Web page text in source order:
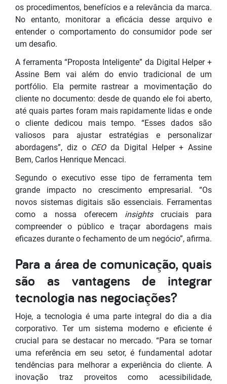
os procedimentos, benefícios e a relevância da marca.
No entanto, monitorar a eficácia desse arquivo e
entender o comportamento do consumidor pode ser
um desafio.
A ferramenta “Proposta Inteligente” da Digital Helper +
Assine Bem vai além do envio tradicional de um
portfólio. Ela permite rastrear a movimentação do
cliente no documento: desde de quando ele foi aberto,
até quais partes foram mais rapidamente lidas e onde
o cliente dedicou mais tempo. “Esses dados são
valiosos para ajustar estratégias e personalizar
abordagens”, diz o CEO da Digital Helper + Assine
Bem, Carlos Henrique Mencaci.
Segundo o executivo esse tipo de ferramenta tem
grande impacto no crescimento empresarial. “Os
novos sistemas digitais são essenciais. Ferramentas
como a nossa oferecem insightscruciais para
compreender o público e traçar abordagens mais
eficazes durante o fechamento de um negócio”, afirma.
Para a área de comunicação, quais
são as vantagens de integrar
tecnologia nas negociações?
Hoje, a tecnologia é uma parte integral do dia a dia
corporativo. Ter um sistema moderno e eficiente é
crucial para se destacar no mercado. “Para se tornar
uma referência em seu setor, é fundamental adotar
tendências para melhorar a experiência do cliente. A
inovação traz proveitos como acessibilidade,